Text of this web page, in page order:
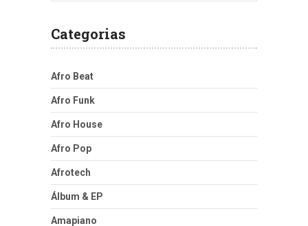
Categorias
Afro Beat
Afro Funk
Afro House
Afro Pop
Afrotech
Álbum & EP
Amapiano